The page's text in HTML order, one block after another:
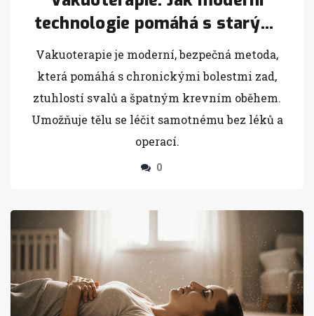
technologie pomáhá s starými
zdravotními problémy
Vakuoterapie je moderní, bezpečná metoda,
která pomáhá s chronickými bolestmi zad,
ztuhlostí svalů a špatným krevním oběhem.
Umožňuje tělu se léčit samotnému bez léků a
operací.
0